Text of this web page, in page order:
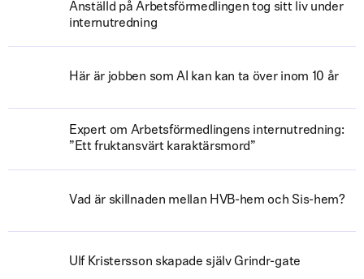
Anställd på Arbetsförmedlingen tog sitt liv under
internutredning
Här är jobben som AI kan kan ta över inom 10 år
Expert om Arbetsförmedlingens internutredning:
”Ett fruktansvärt karaktärsmord”
Vad är skillnaden mellan HVB-hem och Sis-hem?
Ulf Kristersson skapade själv Grindr-gate